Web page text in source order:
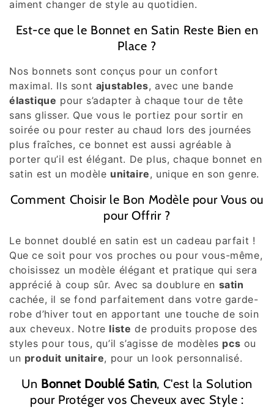
aiment changer de style au quotidien.
Est-ce que le Bonnet en Satin Reste Bien en
Place ?
Nos bonnets sont conçus pour un confort
maximal. Ils sont ajustables, avec une bande
élastique pour s’adapter à chaque tour de tête
sans glisser. Que vous le portiez pour sortir en
soirée ou pour rester au chaud lors des journées
plus fraîches, ce bonnet est aussi agréable à
porter qu’il est élégant. De plus, chaque bonnet en
satin est un modèle unitaire, unique en son genre.
Comment Choisir le Bon Modèle pour Vous ou
pour Offrir ?
Le bonnet doublé en satin est un cadeau parfait !
Que ce soit pour vos proches ou pour vous-même,
choisissez un modèle élégant et pratique qui sera
apprécié à coup sûr. Avec sa doublure en satin
cachée, il se fond parfaitement dans votre garde-
robe d’hiver tout en apportant une touche de soin
aux cheveux. Notre liste de produits propose des
styles pour tous, qu’il s’agisse de modèles pcs ou
un produit unitaire, pour un look personnalisé.
Un Bonnet Doublé Satin, C'est la Solution
pour Protéger vos Cheveux avec Style :